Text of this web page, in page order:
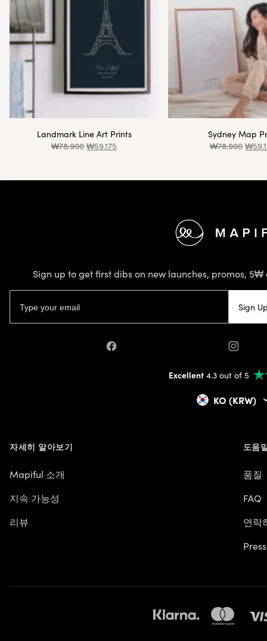
Landmark Line Art Prints
₩78.900 ₩59.175
Sydney Map
₩78.900 ₩
Sign up to get first dibs on new launches, promos,
Sign
Facebook
Excellent 4.3 out of 5
KO (KRW)
자세히 알아보기
Mapiful 소개
지속 가능성
리뷰
도움
품질
FAQ
연락
Press